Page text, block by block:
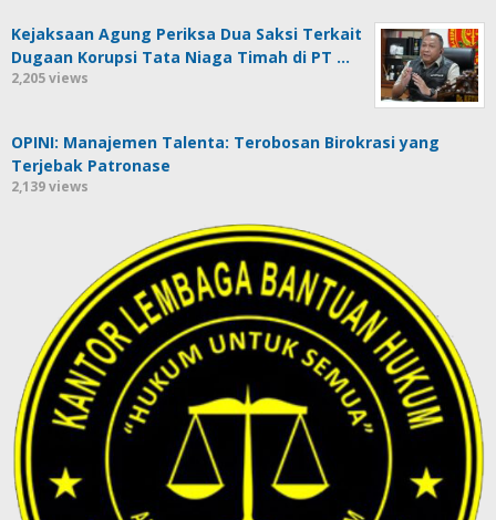
Kejaksaan Agung Periksa Dua Saksi Terkait
Dugaan Korupsi Tata Niaga Timah di PT …
2,205 views
OPINI: Manajemen Talenta: Terobosan Birokrasi yang
Terjebak Patronase
2,139 views